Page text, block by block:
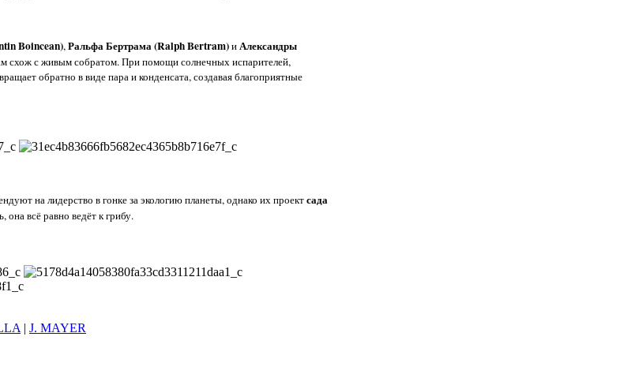
Boincean),Ральфа Бертрама (Ralph Bertram)иАлександры
схож с живым собратом. При помощи солнечных испарителей,
обратно в виде пара и конденсата, создавая благоприятные
на лидерство в гонке за экологию планеты, однако их проектсада
она всё равно ведёт к грибу.
| J. MAYER